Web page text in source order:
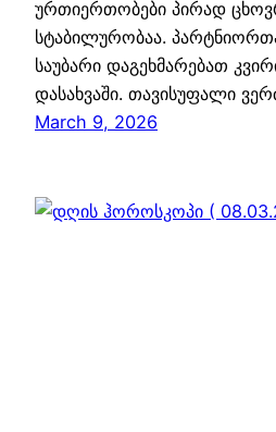
ურთიერთობები პირად
სტაბილურობაა.
საუბარი დაგეხმარებათ
დასახვაში. თავისუფალი
March 9, 2026